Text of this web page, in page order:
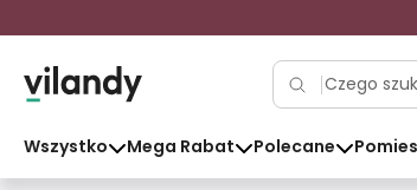
Wszystko Mega Rabat Polecane